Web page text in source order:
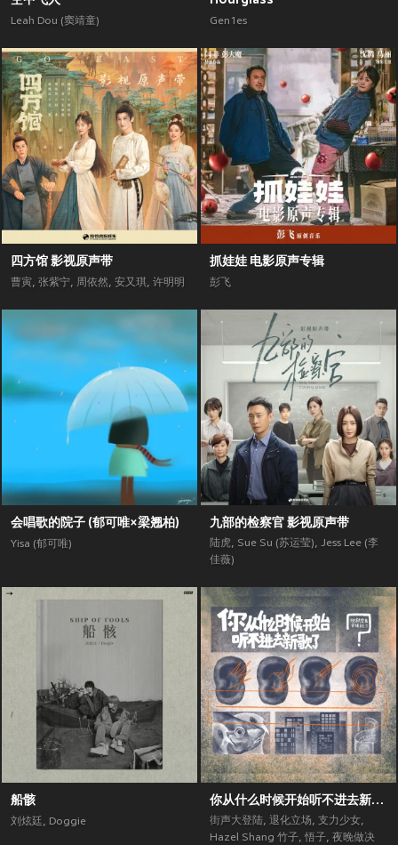
Leah Dou (窦靖童) Gen1es
四方馆 影视原声带
曹寅, 张紫宁, 周依然, 安又琪, 许明明
抓娃娃 电影原声专辑
彭飞
会唱歌的院子 (郁可唯×梁翘柏)
Yisa (郁可唯)
九部的检察官 影视原声带
陆虎, Sue Su (苏运莹), Jess Lee (李
佳薇)
船骸
刘炫廷, Doggie
你从什么时候开始听不进去新歌了？ (街声大登陆合辑Vol.5)
街声大登陆, 退化立场, 支力少女,
Hazel Shang 竹子, 悟子, 夜晚做决